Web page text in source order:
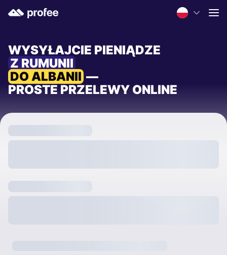
WYSYŁAJCIE PIENIĄDZE
Z RUMUNII
DO ALBANII —
PROSTE PRZELEWY ONLINE